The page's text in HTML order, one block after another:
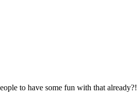
to have some fun with that already?!